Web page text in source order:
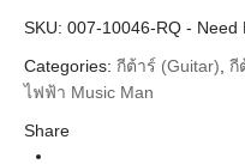
Additional
Brands Music man
SKU: 007-10046-RQ - Need
Categories: กีต้าร์ (Guitar) กี
ไฟฟ้า Music Man
Share